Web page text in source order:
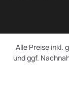
Alle Preise inkl.
und ggf.